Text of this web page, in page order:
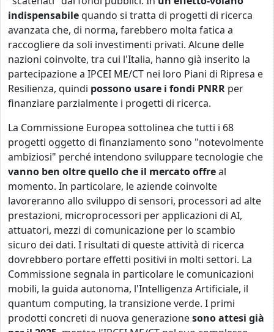
indispensabilequando si tratta di progetti di ricerca
avanzata che, di norma, farebbero molta fatica a
raccogliere da soli investimenti privati. Alcune delle
nazioni coinvolte, tra cui l'Italia, hanno già inserito la
partecipazione a IPCEI ME/CT nei loro Piani di Ripresa e
Resilienza, quindi possono usare i fondi PNRR per
finanziare parzialmente i progetti di ricerca.
La Commissione Europea sottolinea che tutti i 68
progetti oggetto di finanziamento sono "notevolmente
ambiziosi" perché intendono sviluppare tecnologie che
vanno ben oltre quello che il mercato offreal
momento. In particolare, le aziende coinvolte
lavoreranno allo sviluppo di sensori, processori ad alte
prestazioni, microprocessori per applicazioni di AI,
attuatori, mezzi di comunicazione per lo scambio
sicuro dei dati. I risultati di queste attività di ricerca
dovrebbero portare effetti positivi in molti settori. La
Commissione segnala in particolare le comunicazioni
mobili, la guida autonoma, l'Intelligenza Artificiale, il
quantum computing, la transizione verde. I primi
prodotti concreti di nuova generazionesono attesi già